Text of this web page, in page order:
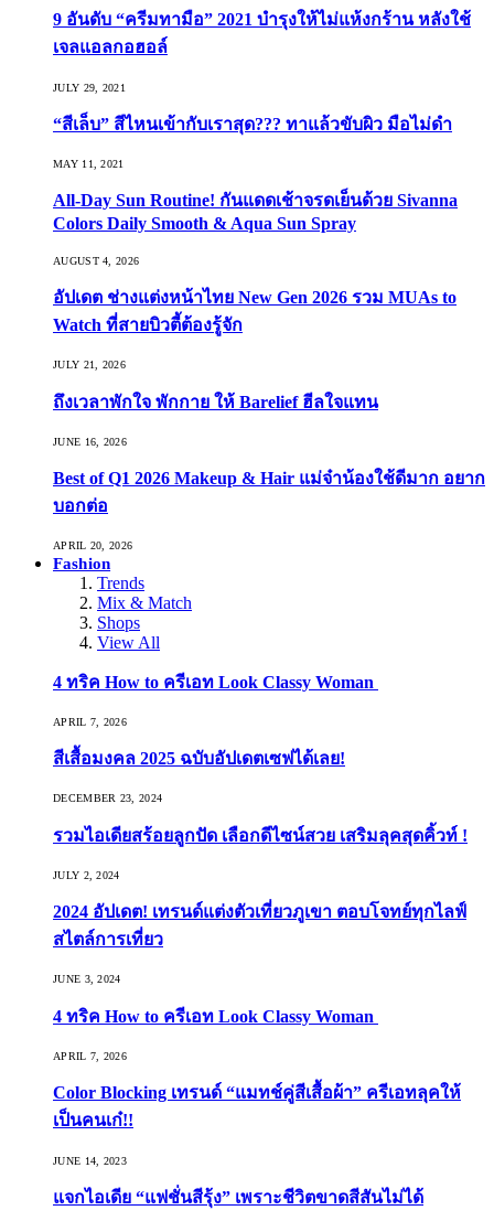
9 อันดับ “ครีมทามือ” 2021 บำรุงให้ไม่แห้งกร้าน หลังใช้
เจลแอลกอฮอล์
JULY 29, 2021
“สีเล็บ” สีไหนเข้ากับเราสุด??? ทาแล้วขับผิว มือไม่ดำ
MAY 11, 2021
All-Day Sun Routine! กันแดดเช้าจรดเย็นด้วย Sivanna
Colors Daily Smooth & Aqua Sun Spray
AUGUST 4, 2026
อัปเดต ช่างแต่งหน้าไทย New Gen 2026 รวม MUAs to
Watch ที่สายบิวตี้ต้องรู้จัก
JULY 21, 2026
ถึงเวลาพักใจ พักกาย ให้ Barelief ฮีลใจแทน
JUNE 16, 2026
Best of Q1 2026 Makeup & Hair แม่จ๋าน้องใช้ดีมาก อยาก
บอกต่อ
APRIL 20, 2026
Fashion
Trends
Mix & Match
Shops
View All
4 ทริค How to ครีเอท Look Classy Woman
APRIL 7, 2026
สีเสื้อมงคล 2025 ฉบับอัปเดตเซฟได้เลย!
DECEMBER 23, 2024
รวมไอเดียสร้อยลูกปัด เลือกดีไซน์สวย เสริมลุคสุดคิ้วท์ !
JULY 2, 2024
2024 อัปเดต! เทรนด์แต่งตัวเที่ยวภูเขา ตอบโจทย์ทุกไลฟ์
สไตล์การเที่ยว
JUNE 3, 2024
4 ทริค How to ครีเอท Look Classy Woman
APRIL 7, 2026
Color Blocking เทรนด์ “แมทช์คู่สีเสื้อผ้า” ครีเอทลุคให้
เป็นคนเก๋!!
JUNE 14, 2023
แจกไอเดีย “แฟชั่นสีรุ้ง” เพราะชีวิตขาดสีสันไม่ได้